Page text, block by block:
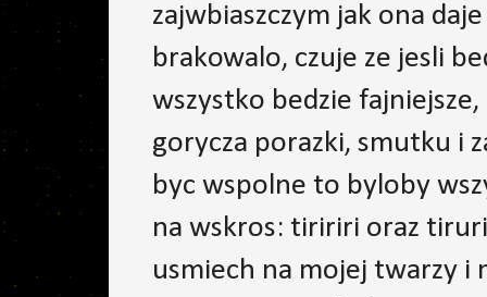
zajwbiaszczym jak ona
brakowalo, czuje ze jesli
wszystko bedzie
gorycza porazki, smutku i
byc wspolne to byloby
na wskros: tiririri oraz
usmiech na mojej twarzy i